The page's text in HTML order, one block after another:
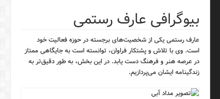
بیوگرافی عارف رستمی
عارف رستمی یکی از شخصیت‌های برجسته در حوزه فعالیت خود
است. وی با تلاش و پشتکار فراوان، توانسته است به جایگاهی ممتاز
در عرصه هنر و فرهنگ دست یابد. در این بخش، به طور دقیق‌تر به
زندگینامه ایشان می‌پردازیم.